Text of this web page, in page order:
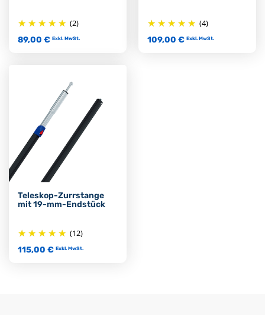
(2)
89,00 € Exkl. MwSt.
(4)
109,00 € Exkl. MwSt.
Teleskop-Zurrstange
mit 19-mm-Endstück
(12)
115,00 € Exkl. MwSt.